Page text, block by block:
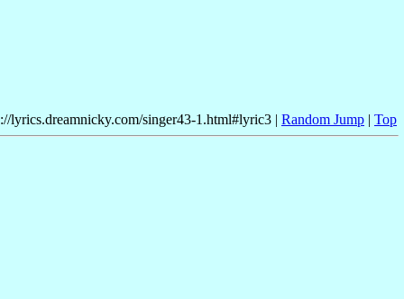
lyrics.dreamnicky.com/singer43-1.html#lyric3 | Random Jump | Top